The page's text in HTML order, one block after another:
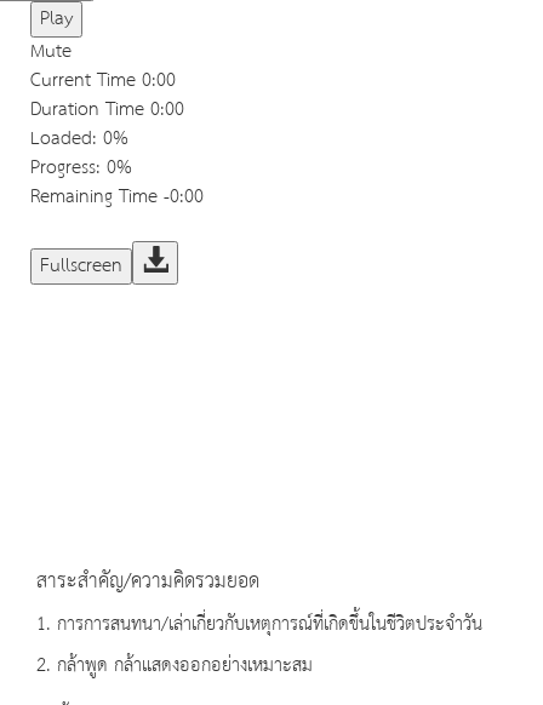
Play
Mute
Current Time0:00
Duration Time0:00
Loaded: 0%
Progress: 0%
Remaining Time-0:00
Fullscreen
สาระสำคัญ/ความคิดรวมยอด
1. การการสนทนา/เล่าเกี่ยวกับเหตุการณ์ที่เกิดขึ้นในชีวิตประจำวัน
2. กล้าพูด กล้าแสดงออกอย่างเหมาะสม